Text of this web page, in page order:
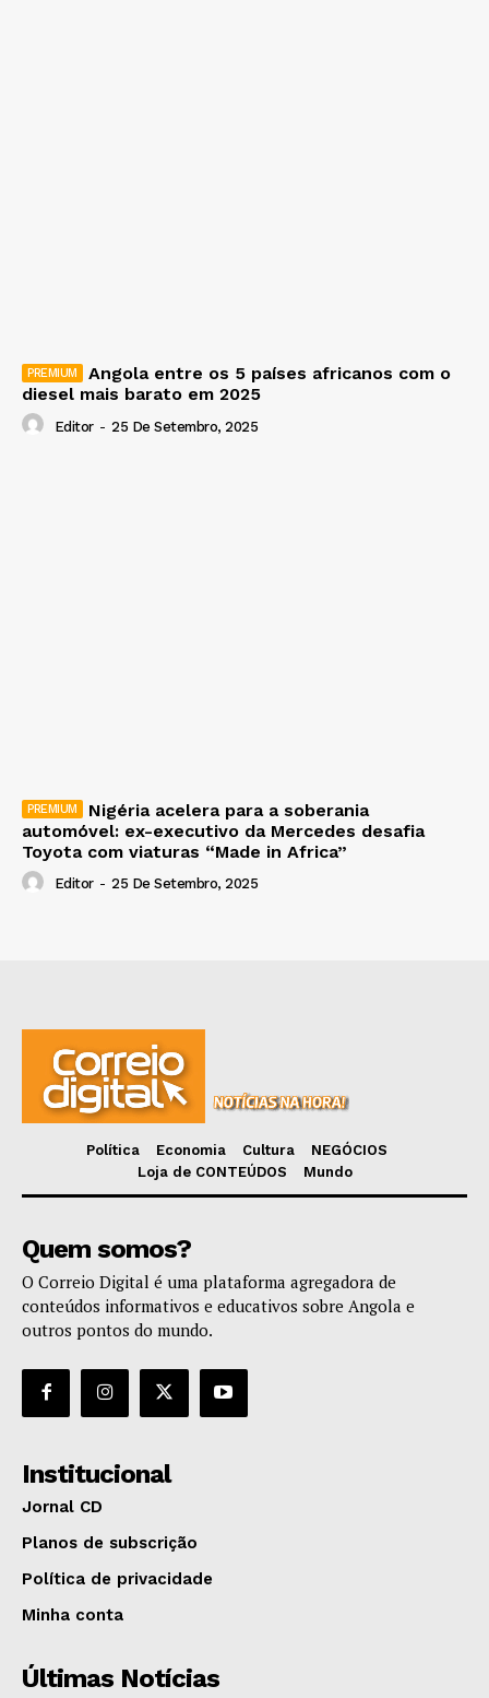
Angola entre os 5 países africanos com o
diesel mais barato em 2025
Editor - 25 De Setembro, 2025
Nigéria acelera para a soberania
automóvel: ex-executivo da Mercedes desafia
Toyota com viaturas “Made in Africa”
Editor - 25 De Setembro, 2025
Política Economia Cultura
NEGÓCIOS
Loja de CONTEÚDOS
Mundo
Quem somos?
O Correio Digital é uma plataforma agregadora de
conteúdos informativos e educativos sobre Angola e
outros pontos do mundo.
Institucional
Jornal CD
Planos de subscrição
Política de privacidade
Minha conta
Últimas Notícias